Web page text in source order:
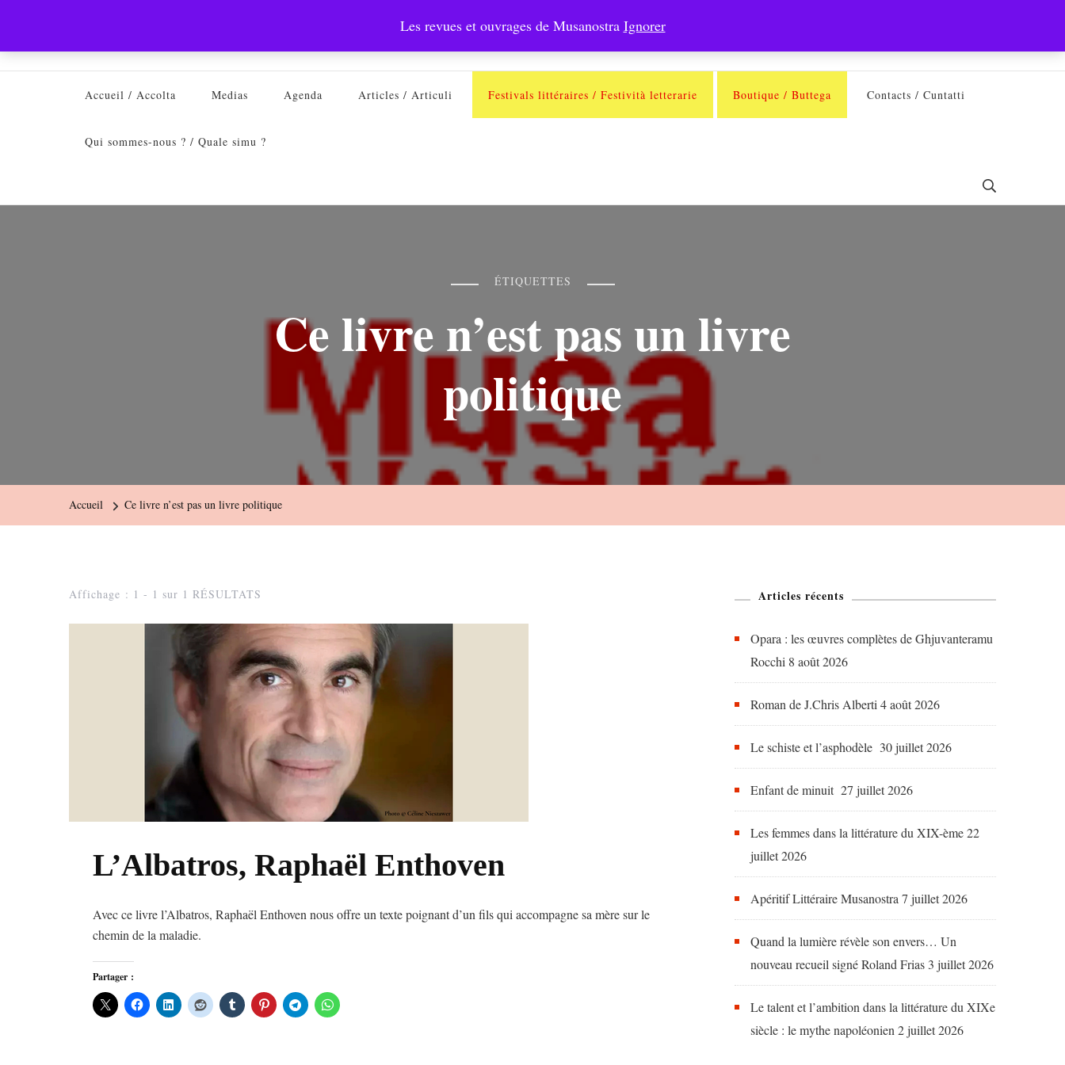
Les revues et ouvrages de Musanostra Ignorer
Musanostra
Accueil / Accolta Medias Agenda Articles / Articuli Festivals littéraires / Festività letterarie Boutique / Buttega Contacts / Cuntatti
Qui sommes-nous ? / Quale simu ?
ÉTIQUETTES
Ce livre n’est pas un livre
politique
Accueil Ce livre n’est pas un livre politique
Affichage : 1 - 1 sur 1 RÉSULTATS
L’Albatros, Raphaël Enthoven
Avec ce livre l’Albatros, Raphaël Enthoven nous offre un texte poignant d’un fils qui accompagne sa mère sur le
chemin de la maladie.
Partager :
Articles récents
Opara : les œuvres complètes de Ghjuvanteramu
Rocchi 8 août 2026
Roman de J.Chris Alberti4 août 2026
Le schiste et l’asphodèle 30 juillet 2026
Enfant de minuit 27 juillet 2026
Les femmes dans la littérature du XIX-ème22
juillet 2026
Apéritif Littéraire Musanostra7 juillet 2026
Quand la lumière révèle son envers… Un
nouveau recueil signé Roland Frias 3 juillet 2026
Le talent et l’ambition dans la littérature du XIXe
siècle : le mythe napoléonien2 juillet 2026